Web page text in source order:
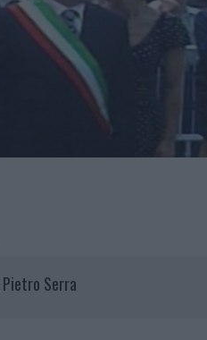
Pietro Serra